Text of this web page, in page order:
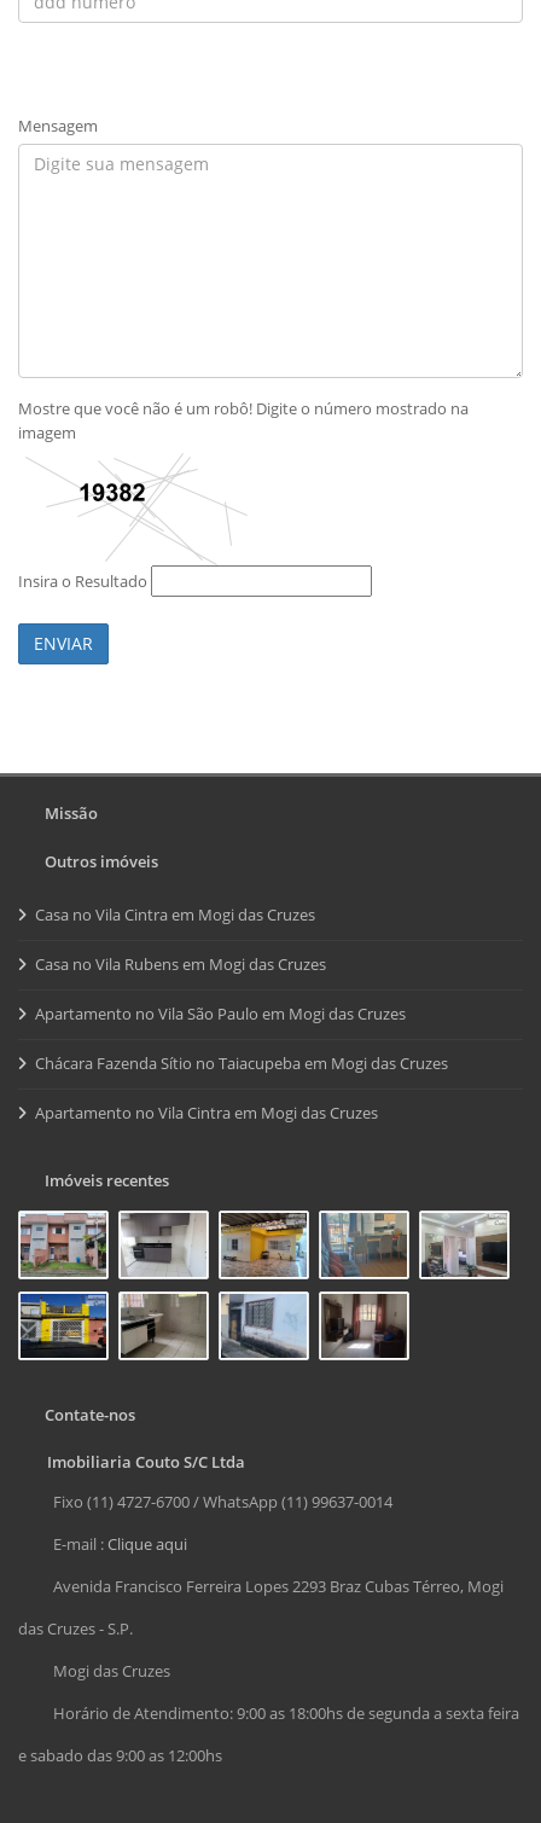
Mensagem
Mostre que você não é um robô! Digite o número mostrado na
imagem
Insira o Resultado
ENVIAR
Missão
Outros imóveis
Casa no Vila Cintra em Mogi das Cruzes
Casa no Vila Rubens em Mogi das Cruzes
Apartamento no Vila São Paulo em Mogi das Cruzes
Chácara Fazenda Sítio no Taiacupeba em Mogi das Cruzes
Apartamento no Vila Cintra em Mogi das Cruzes
Imóveis recentes
Contate-nos
Imobiliaria Couto S/C Ltda
Fixo (11) 4727-6700 / WhatsApp (11) 99637-0014
E-mail :Clique aqui
Avenida Francisco Ferreira Lopes 2293 Braz Cubas Térreo, Mogi
das Cruzes - S.P.
Mogi das Cruzes
Horário de Atendimento: 9:00 as 18:00hs de segunda a sexta feira
e sabado das 9:00 as 12:00hs